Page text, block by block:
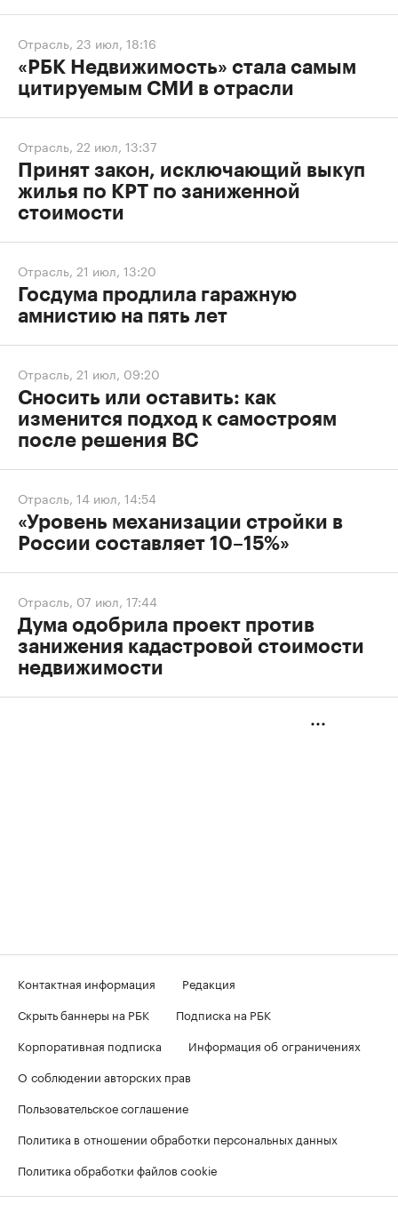
Отрасль, 23 июл, 18:16
«РБК Недвижимость» стала самым
цитируемым СМИ в отрасли
Отрасль, 22 июл, 13:37
Принят закон, исключающий выкуп
жилья по КРТ по заниженной
стоимости
Отрасль, 21 июл, 13:20
Госдума продлила гаражную
амнистию на пять лет
Отрасль, 21 июл, 09:20
Сносить или оставить: как
изменится подход к самостроям
после решения ВС
Отрасль, 14 июл, 14:54
«Уровень механизации стройки в
России составляет 10–15%»
Отрасль, 07 июл, 17:44
Дума одобрила проект против
занижения кадастровой стоимости
недвижимости
Контактная информация
Редакция
Скрыть баннеры на РБК
Подписка на РБК
Корпоративная подписка
Информация об ограничениях
О соблюдении авторских прав
Пользовательское соглашение
Политика в отношении обработки персональных данных
Политика обработки файлов cookie